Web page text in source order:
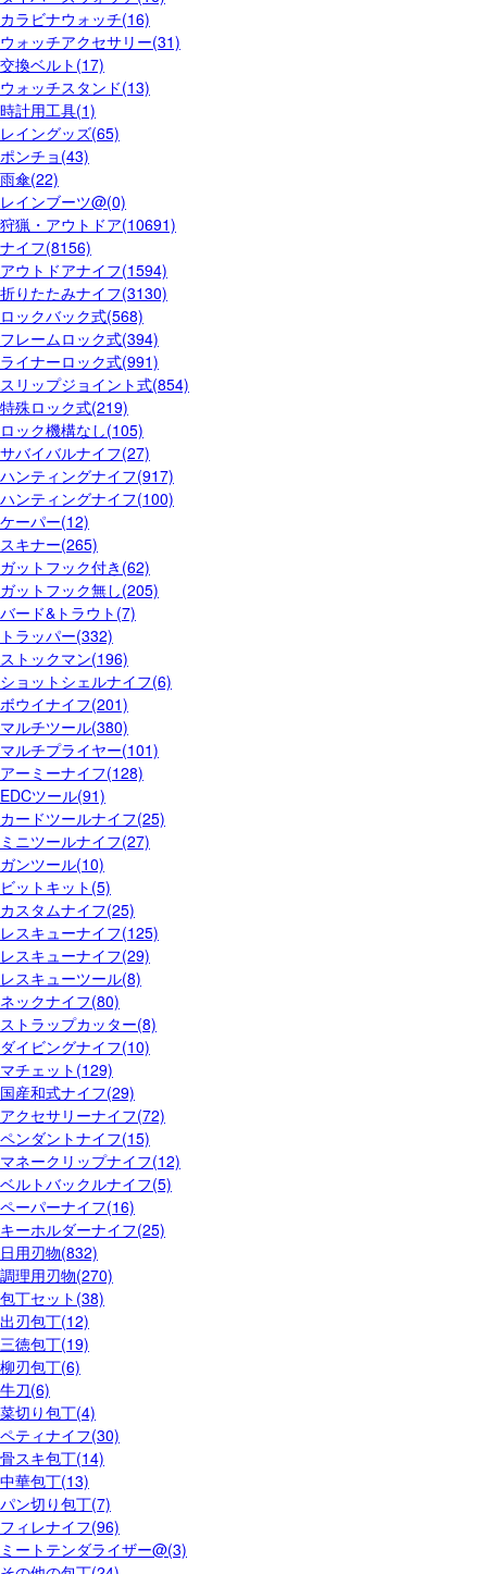
カラビナウォッチ(16)
ウォッチアクセサリー(31)
交換ベルト(17)
ウォッチスタンド(13)
時計用工具(1)
レイングッズ(65)
ポンチョ(43)
雨傘(22)
レインブーツ@(0)
狩猟・アウトドア(10691)
ナイフ(8156)
アウトドアナイフ(1594)
折りたたみナイフ(3130)
ロックバック式(568)
フレームロック式(394)
ライナーロック式(991)
スリップジョイント式(854)
特殊ロック式(219)
ロック機構なし(105)
サバイバルナイフ(27)
ハンティングナイフ(917)
ハンティングナイフ(100)
ケーパー(12)
スキナー(265)
ガットフック付き(62)
ガットフック無し(205)
バード&トラウト(7)
トラッパー(332)
ストックマン(196)
ショットシェルナイフ(6)
ボウイナイフ(201)
マルチツール(380)
マルチプライヤー(101)
アーミーナイフ(128)
EDCツール(91)
カードツールナイフ(25)
ミニツールナイフ(27)
ガンツール(10)
ビットキット(5)
カスタムナイフ(25)
レスキューナイフ(125)
レスキューナイフ(29)
レスキューツール(8)
ネックナイフ(80)
ストラップカッター(8)
ダイビングナイフ(10)
マチェット(129)
国産和式ナイフ(29)
アクセサリーナイフ(72)
ペンダントナイフ(15)
マネークリップナイフ(12)
ベルトバックルナイフ(5)
ペーパーナイフ(16)
キーホルダーナイフ(25)
日用刃物(832)
調理用刃物(270)
包丁セット(38)
出刃包丁(12)
三徳包丁(19)
柳刃包丁(6)
牛刀(6)
菜切り包丁(4)
ペティナイフ(30)
骨スキ包丁(14)
中華包丁(13)
パン切り包丁(7)
フィレナイフ(96)
ミートテンダライザー@(3)